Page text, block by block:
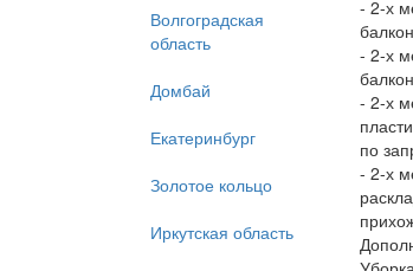
Волгоградская
область
Домбай
Екатеринбург
Золотое кольцо
Иркутская область
- 2-х
- 2-х
- 2-х
по
- 2-х